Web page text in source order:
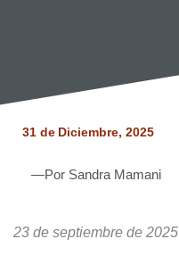
31 de Diciembre, 2025
—Por Sandra Mamani
23 de septiembre de 2025